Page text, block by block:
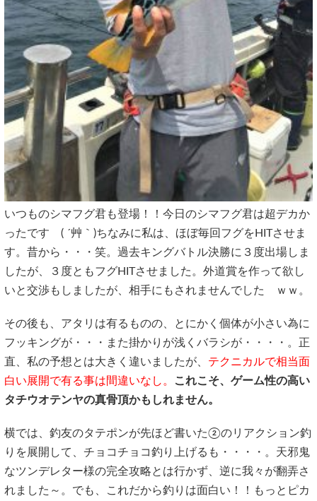
いつものシマフグ君も登場！！今日のシマフグ君は超デカか
ったです ( ´艸｀)ちなみに私は、ほぼ毎回フグをHITさせま
す。昔から・・・笑。過去キングバトル決勝に３度出場しま
したが、３度ともフグHITさせました。外道賞を作って欲し
いと交渉もしましたが、相手にもされませんでした ｗｗ。
その後も、アタリは有るものの、とにかく個体が小さい為に
フッキングが・・・また掛かりが浅くバラシが・・・・。正
直、私の予想とは大きく違いましたが、 テクニカルで相当面
白い展開で有る事は間違いなし。
これこそ、ゲーム性の高い
タチウオテンヤの真骨頂かもしれません。
横では、釣友のタテポンが先ほど書いた②のリアクション釣
りを展開して、チョコチョコ釣り上げるも・・・・。天邪鬼
なツンデレター様の完全攻略とは行かず、逆に我々が翻弄さ
れました～。でも、これだから釣りは面白い！！もっとピカ